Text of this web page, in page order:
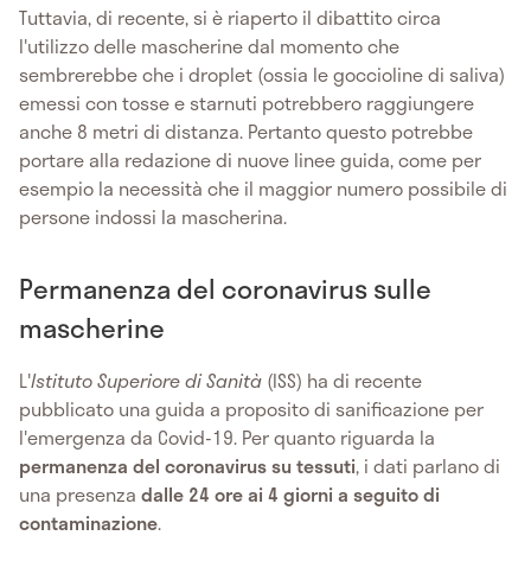
Tuttavia, di recente, si è riaperto il dibattito circa
l'utilizzo delle mascherine dal momento che
sembrerebbe che i droplet (ossia le goccioline di saliva)
emessi con tosse e starnuti potrebbero raggiungere
anche 8 metri di distanza. Pertanto questo potrebbe
portare alla redazione di nuove linee guida, come per
esempio la necessità che il maggior numero possibile di
persone indossi la mascherina.
Permanenza del coronavirus sulle
mascherine
L'Istituto Superiore di Sanità (ISS) ha di recente
pubblicato una guida a proposito di sanificazione per
l'emergenza da Covid-19. Per quanto riguarda la
permanenza del coronavirus su tessuti, i dati parlano di
una presenza dalle 24 ore ai 4 giorni a seguito di
contaminazione.